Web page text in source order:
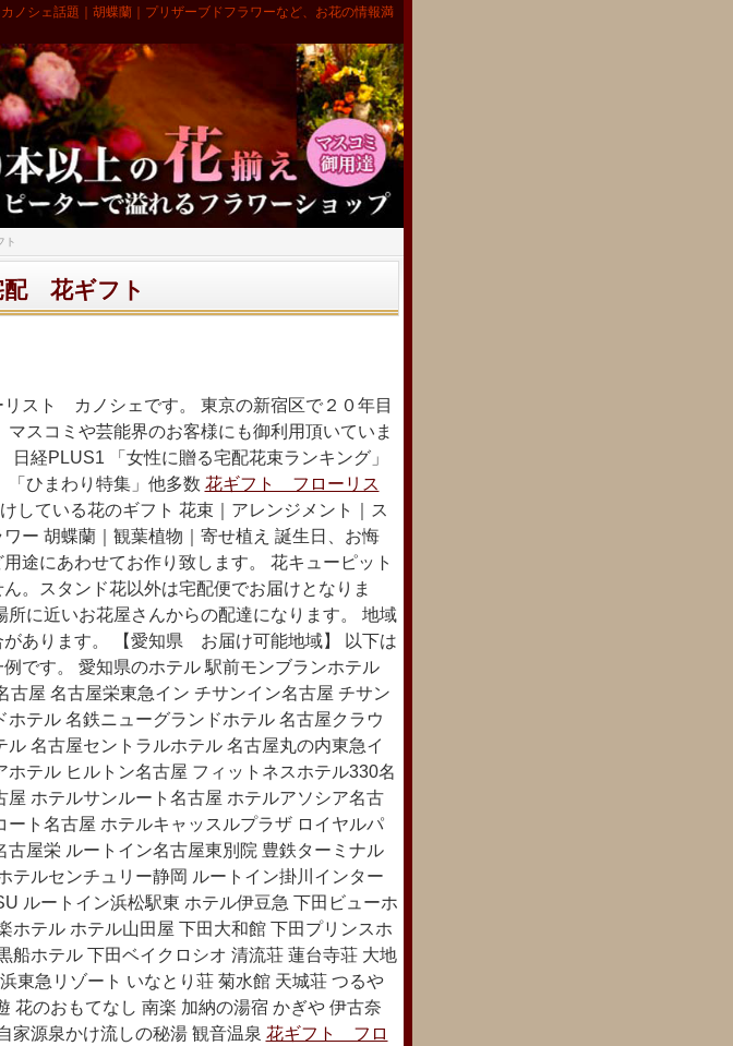
シェ話題｜胡蝶蘭｜プリザーブドフラワーなど、お花の情報満
ト
配 花ギフト
スト カノシェです。 東京の新宿区で２０年目
スコミや芸能界のお客様にも御利用頂いていま
日経PLUS1 「女性に贈る宅配花束ランキング」
ひまわり特集」他多数 花ギフト フローリス
している花のギフト 花束｜アレンジメント｜ス
ー 胡蝶蘭｜観葉植物｜寄せ植え 誕生日、お悔
途にあわせてお作り致します。 花キューピット
。スタンド花以外は宅配便でお届けとなりま
に近いお花屋さんからの配達になります。 地域
があります。 【愛知県 お届け可能地域】 以下は
です。 愛知県のホテル 駅前モンブランホテル
古屋 名古屋栄東急イン チサンイン名古屋 チサン
ホテル 名鉄ニューグランドホテル 名古屋クラウ
ル 名古屋セントラルホテル 名古屋丸の内東急イ
ホテル ヒルトン名古屋 フィットネスホテル330名
屋 ホテルサンルート名古屋 ホテルアソシア名古
ート名古屋 ホテルキャッスルプラザ ロイヤルパ
古屋栄 ルートイン名古屋東別院 豊鉄ターミナル
テルセンチュリー静岡 ルートイン掛川インター
ルートイン浜松駅東 ホテル伊豆急 下田ビューホ
ホテル ホテル山田屋 下田大和館 下田プリンスホ
船ホテル 下田ベイクロシオ 清流荘 蓮台寺荘 大地
東急リゾート いなとり荘 菊水館 天城荘 つるや
花のおもてなし 南楽 加納の湯宿 かぎや 伊古奈
家源泉かけ流しの秘湯 観音温泉 花ギフト フロ